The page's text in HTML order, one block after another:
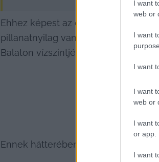
I want
web or
I want
I want
I want
web or
I want
or app.
I want
Ehhez képest az optimista
pillanatnyilag van a Balatonban.
Balaton vízszintjét.
Ennek hátterében gazdasági és